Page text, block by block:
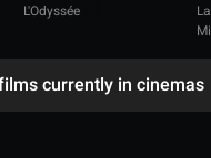
L'Odyssée
currently in cinemas